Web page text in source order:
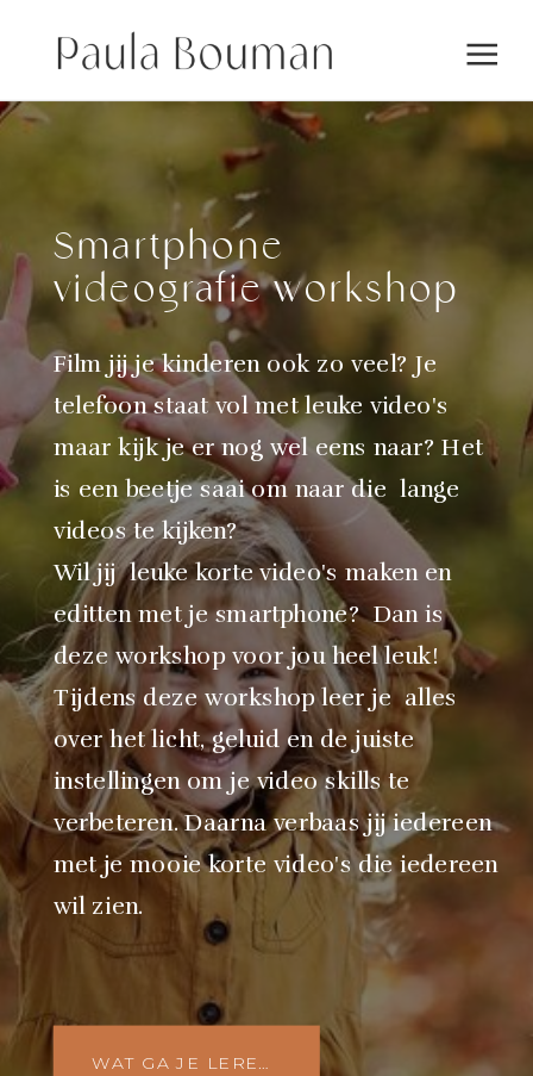
Smartphone
videografie workshop
Film jij je kinderen ook zo veel? Je
telefoon staat vol met leuke video's
maar kijk je er nog wel eens naar? Het
is een beetje saai om naar die lange
videos te kijken?
Wil jij leuke korte video's maken en
editten met je smartphone? Dan is
deze workshop voor jou heel leuk!
Tijdens deze workshop leer je alles
over het licht, geluid en de juiste
instellingen om je video skills te
verbeteren. Daarna verbaas jij iedereen
met je mooie korte video's die iedereen
wil zien.
WAT GA JE LEREN?